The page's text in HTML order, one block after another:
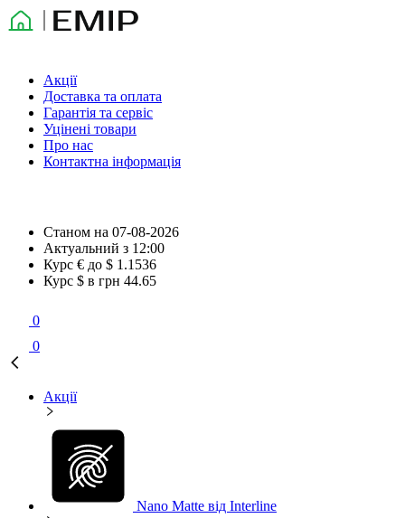
Акції
Доставка та оплата
Гарантія та сервіс
Уцінені товари
Про нас
Контактна інформація
Станом на 07-08-2026
Актуальний з 12:00
Курс € до $ 1.1536
Курс $ в грн 44.65
0
0
Акції
Nano Matte від Interline